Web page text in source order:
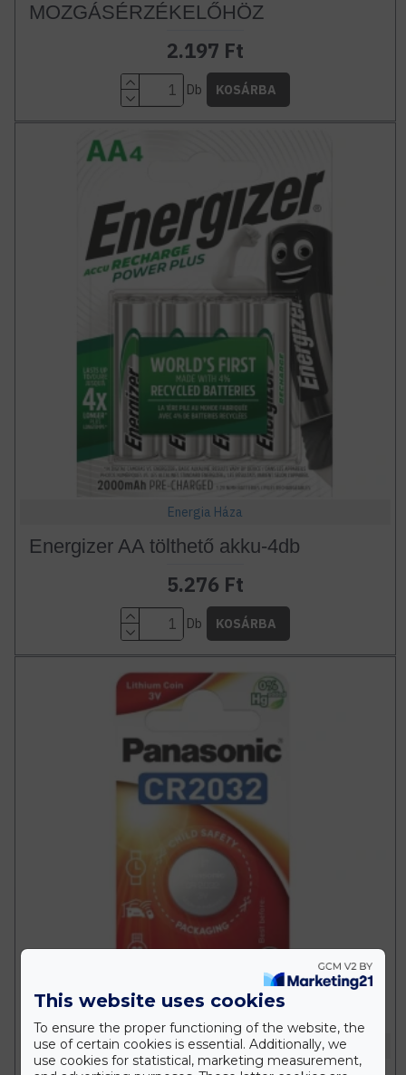
MOZGÁSÉRZÉKELŐHÖZ
2.197 Ft
Db KOSÁRBA
Energia Háza
Energizer AA tölthető akku-4db
5.276 Ft
Db KOSÁRBA
Energia Háza
This website uses cookies
To ensure the proper functioning of the website, the
use of certain cookies is essential. Additionally, we
use cookies for statistical, marketing measurement,